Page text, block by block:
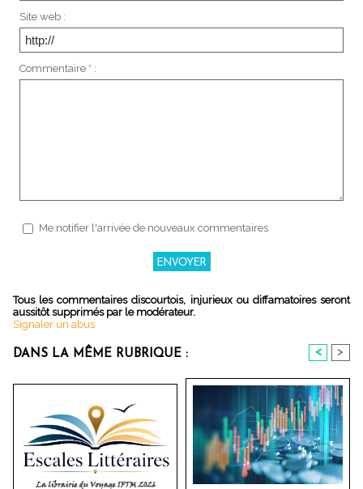
Site web :
Commentaire * :
Me notifier l'arrivée de nouveaux commentaires
Tous les commentaires discourtois, injurieux ou diffamatoires seront
aussitôt supprimés par le modérateur.
Signaler un abus
DANS LA MÊME RUBRIQUE : < >